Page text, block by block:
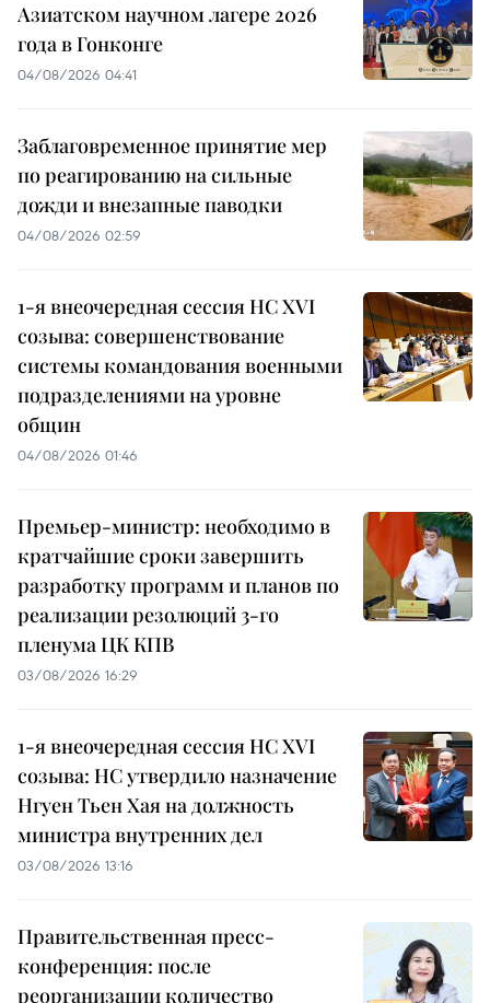
Азиатском научном лагере 2026
года в Гонконге
04/08/2026 04:41
Заблаговременное принятие мер
по реагированию на сильные
дожди и внезапные паводки
04/08/2026 02:59
1-я внеочередная сессия НС XVI
созыва: совершенствование
системы командования военными
подразделениями на уровне
общин
04/08/2026 01:46
Премьер-министр: необходимо в
кратчайшие сроки завершить
разработку программ и планов по
реализации резолюций 3-го
пленума ЦК КПВ
03/08/2026 16:29
1-я внеочередная сессия НС XVI
созыва: НС утвердило назначение
Нгуен Тьен Хая на должность
министра внутренних дел
03/08/2026 13:16
Правительственная пресс-
конференция: после
реорганизации количество